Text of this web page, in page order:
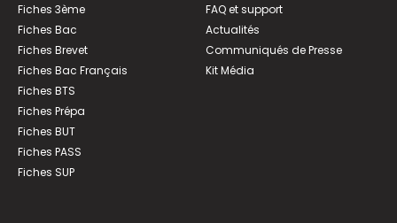
Fiches 3ème
Fiches Bac
Fiches Brevet
Fiches Bac Français
Fiches BTS
Fiches Prépa
Fiches BUT
Fiches PASS
Fiches SUP
FAQ et support
Actualités
Communiqués de Presse
Kit Média